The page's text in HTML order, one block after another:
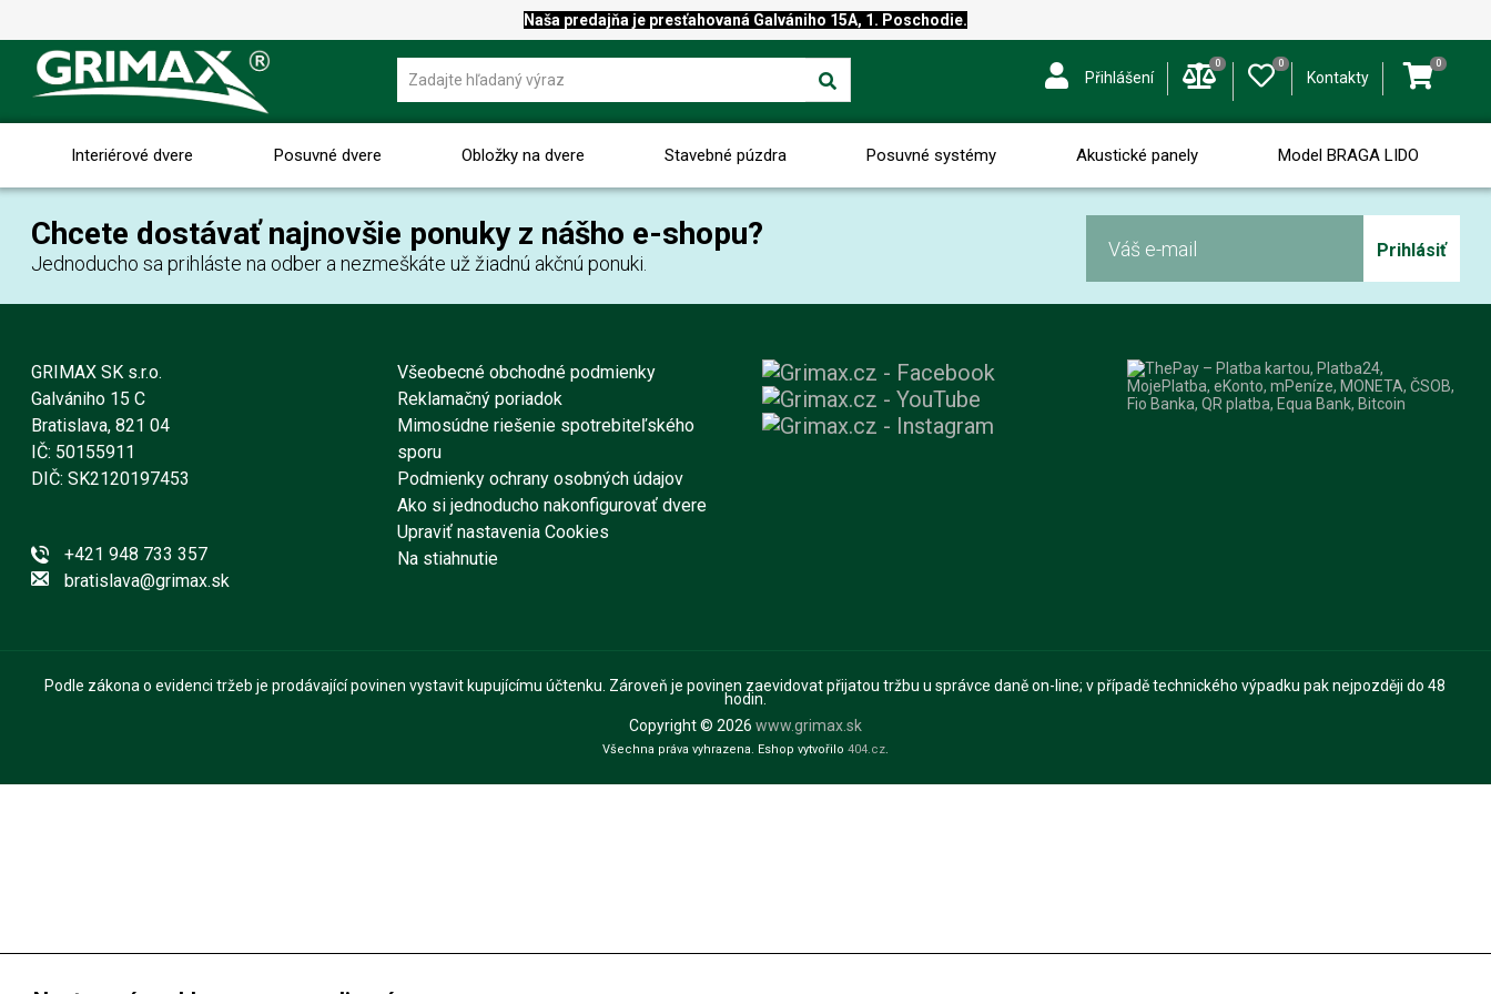
Naša predajňa je presťahovaná Galvániho 15A, 1. Poschodie.
Přihlášení
0 0
Kontakty
0
Interiérové dvere Posuvné dvere Obložky na dvere Stavebné púzdra Posuvné systémy Akustické panely Model BRAGA LIDO
Chcete dostávať najnovšie ponuky z nášho e-shopu?
Jednoducho sa prihláste na odber a nezmeškáte už žiadnú akčnú ponuki.
Prihlásiť
GRIMAX SK s.r.o.
Galvániho 15 C
Bratislava, 821 04
IČ: 50155911
DIČ: SK2120197453
+421 948 733 357
bratislava@grimax.sk
Všeobecné obchodné podmienky
Reklamačný poriadok
Mimosúdne riešenie spotrebiteľského
sporu
Podmienky ochrany osobných údajov
Ako si jednoducho nakonfigurovať dvere
Upraviť nastavenia Cookies
Na stiahnutie
Podle zákona o evidenci tržeb je prodávající povinen vystavit kupujícímu účtenku. Zároveň je povinen zaevidovat přijatou tržbu u správce daně on-line; v případě technického výpadku pak nejpozději do 48
hodin.
Copyright © 2026 www.grimax.sk
Všechna práva vyhrazena. Eshop vytvořilo 404.cz.